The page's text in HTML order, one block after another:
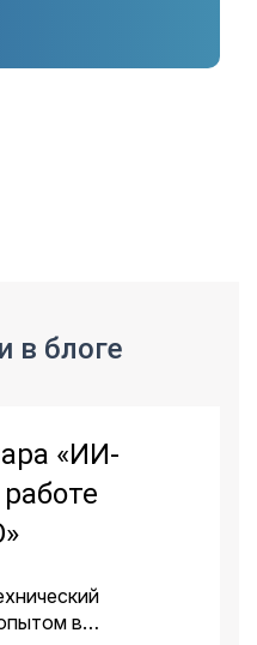
в блоге
«ИИ-
в